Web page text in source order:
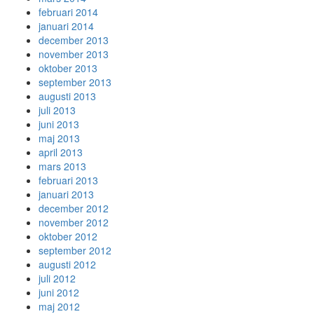
februari 2014
januari 2014
december 2013
november 2013
oktober 2013
september 2013
augusti 2013
juli 2013
juni 2013
maj 2013
april 2013
mars 2013
februari 2013
januari 2013
december 2012
november 2012
oktober 2012
september 2012
augusti 2012
juli 2012
juni 2012
maj 2012